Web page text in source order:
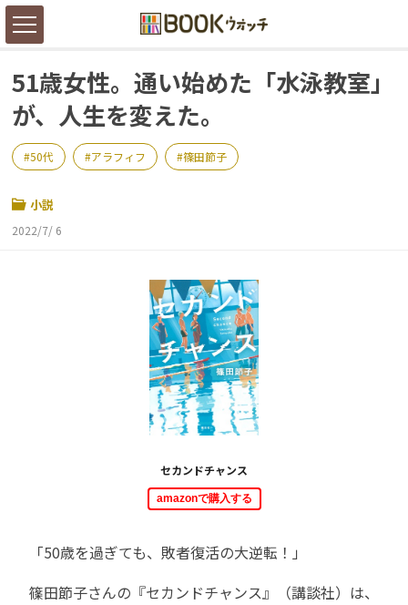
51歳女性。通い始めた「水泳教室」
が、人生を変えた。
50代 アラフィフ 篠田節子
小説
2022/7/ 6
セカンドチャンス
amazonで購入する
「50歳を過ぎても、敗者復活の大逆転！」
篠田節子さんの『セカンドチャンス』（講談社）は、